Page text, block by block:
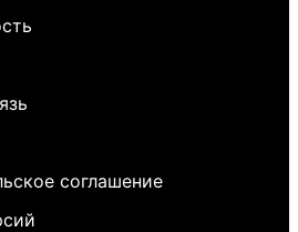
соглашение